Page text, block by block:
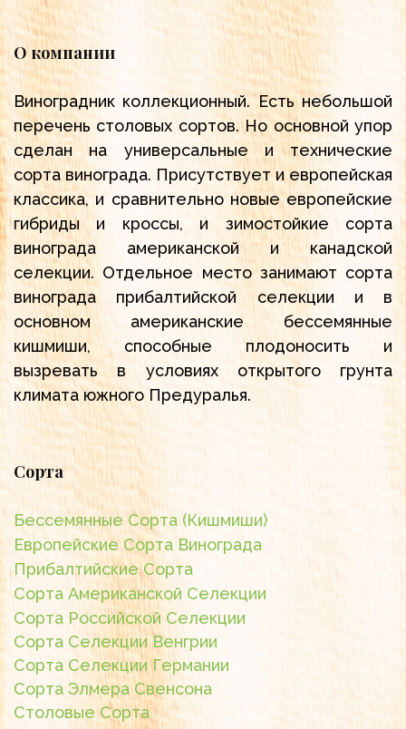
О компании
Виноградник коллекционный. Есть небольшой
перечень столовых сортов. Но основной упор
сделан на универсальные и технические
сорта винограда. Присутствует и европейская
классика, и сравнительно новые европейские
гибриды и кроссы, и зимостойкие сорта
винограда американской и канадской
селекции. Отдельное место занимают сорта
винограда прибалтийской селекции и в
основном американские бессемянные
кишмиши, способные плодоносить и
вызревать в условиях открытого грунта
климата южного Предуралья.
Сорта
Бессемянные Сорта (Кишмиши)
Европейские Сорта Винограда
Прибалтийские Сорта
Сорта Американской Селекции
Сорта Российской Селекции
Сорта Селекции Венгрии
Сорта Селекции Германии
Сорта Элмера Свенсона
Столовые Сорта